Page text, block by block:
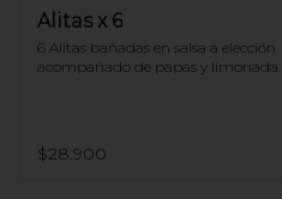
Alitas x 6
6 Alitas bañadas en salsa a elección
acompañado de papas y limonada.
$28.900